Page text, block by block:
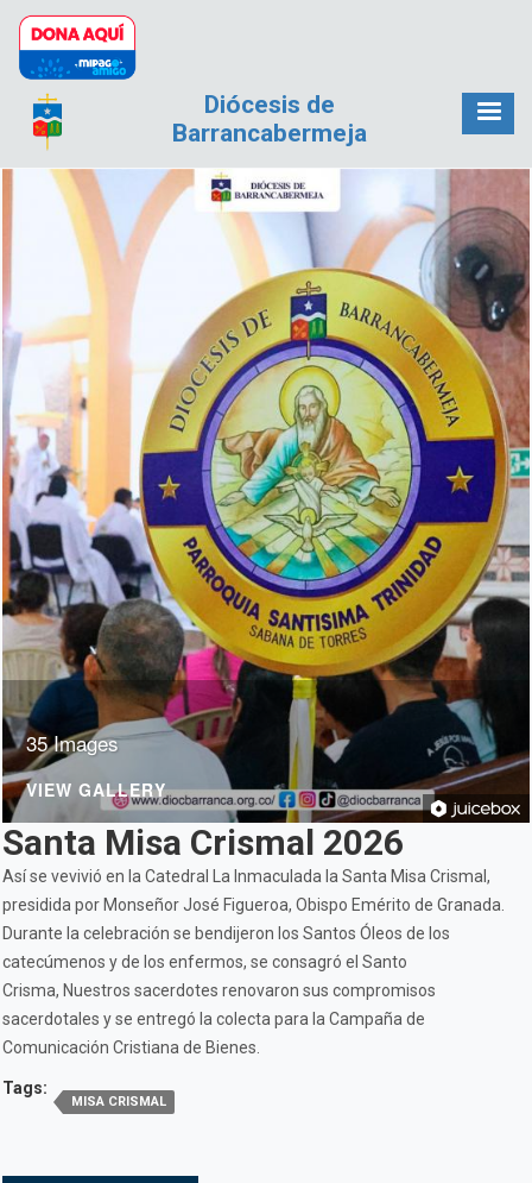
Pasar al contenido principal
Diócesis de
Barrancabermeja
35 Images
VIEW GALLERY
Santa Misa Crismal 2026
Así se vevivió en la Catedral La Inmaculada la Santa Misa Crismal,
presidida por Monseñor José Figueroa, Obispo Emérito de Granada.
Durante la celebración se bendijeron los Santos Óleos de los
catecúmenos y de los enfermos, se consagró el Santo
Crisma, Nuestros sacerdotes renovaron sus compromisos
sacerdotales y se entregó la colecta para la Campaña de
Comunicación Cristiana de Bienes.
Tags:
MISA CRISMAL